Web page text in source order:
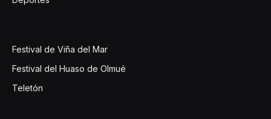
Festival de Viña del Mar
Festival del Huaso de Olmué
Teletón